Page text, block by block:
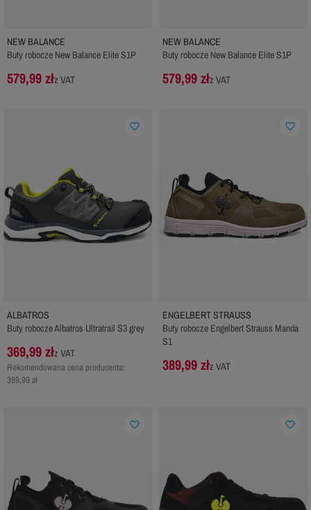
NEW BALANCE
Buty robocze New Balance Elite S1P
579,99 złz VAT
NEW BALANCE
Buty robocze New Balance Elite S1P
579,99 złz VAT
ALBATROS
Buty robocze Albatros Ultratrail S3 grey
369,99 złz VAT
Rekomendowana cena producenta:
399,99 zł
favorite_border
ENGELBERT STRAUSS
Buty robocze Engelbert Strauss Manda
S1
389,99 złz VAT
favorite_border
favorite_border favorite_border